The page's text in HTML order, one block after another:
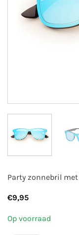
Party zonnebril
€9,95
Op voorraad